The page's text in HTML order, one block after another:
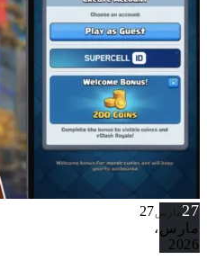
27مارس27
مارس،
2026